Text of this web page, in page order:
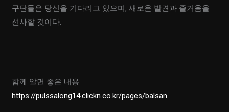
구단들은 당신을 기다리고 있으며, 새로운 발견과 즐거움을
선사할 것이다.
함께 알면 좋은 내용
https://pulssalong14.clickn.co.kr/pages/balsan